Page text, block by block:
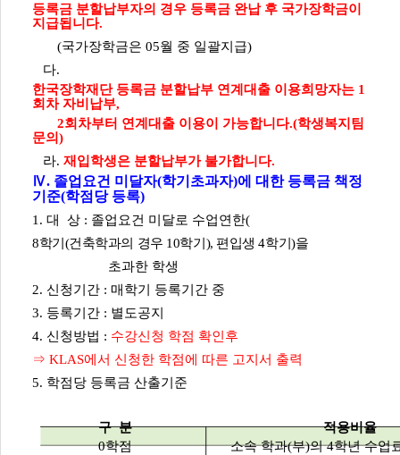
등록금 분할납부자의 경우 등록금 완납 후 국가장학금이
지급됩니다.
(국가장학금은 05월 중 일괄지급)
다.
한국장학재단 등록금 분할납부 연계대출 이용희망자는 1
회차 자비납부,
2회차부터 연계대출 이용이 가능합니다.(학생복지팀
문의)
라. 재입학생은 분할납부가 불가합니다.
Ⅳ. 졸업요건 미달자(학기초과자)에 대한 등록금 책정
기준(학점당 등록)
1. 대 상 : 졸업요건 미달로 수업연한(
8학기(건축학과의 경우 10학기), 편입생 4학기)을
초과한 학생
2. 신청기간 : 매학기 등록기간 중
3. 등록기간 : 별도공지
4. 신청방법 : 수강신청 학점 확인후
⇒ KLAS에서 신청한 학점에 따른 고지서 출력
5. 학점당 등록금 산출기준
구 분
적용비율
0학점
소속 학과(부)의 4학년 수업